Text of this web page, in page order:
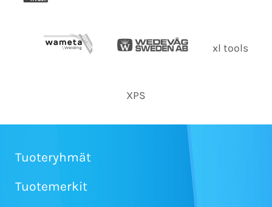
xl tools
XPS
Tuoteryhmät
Tuotemerkit